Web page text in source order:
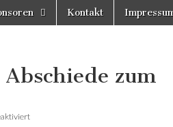
Kontakt
zum
für